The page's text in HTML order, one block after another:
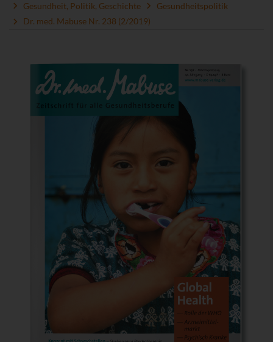
Gesundheit, Politik, Geschichte
Gesundheitspolitik
Dr. med. Mabuse Nr. 238 (2/2019)